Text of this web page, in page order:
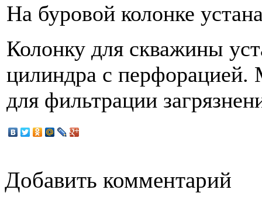
На буровой колонке
Колонку для скважины
цилиндра с
для фильтрации
Добавить комментарий